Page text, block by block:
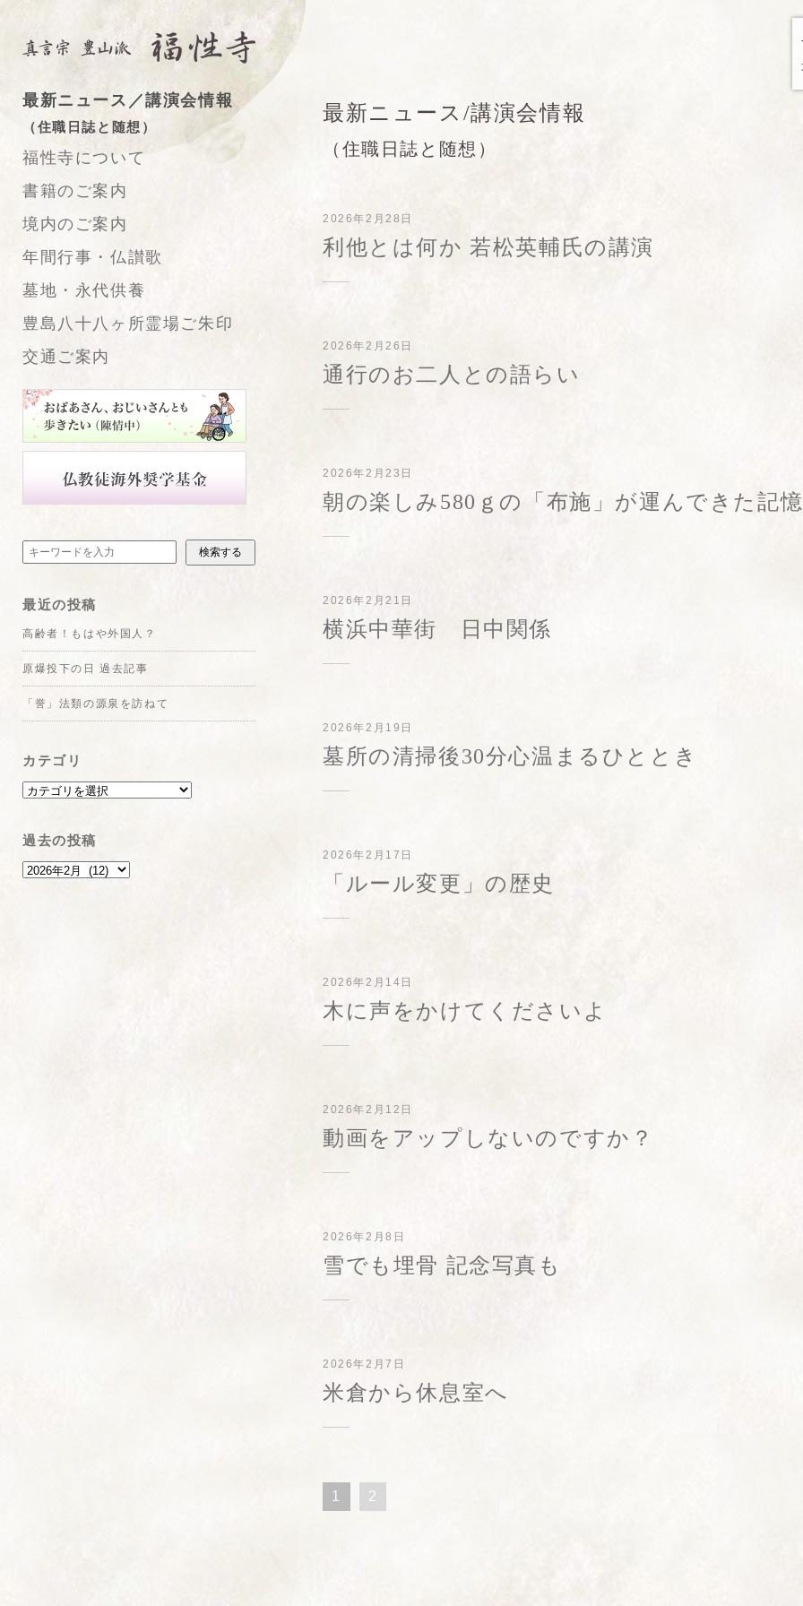
最新ニュース／講演会情報
（住職日誌と随想）
福性寺について
書籍のご案内
境内のご案内
年間行事・仏讃歌
墓地・永代供養
豊島八十八ヶ所霊場ご朱印
交通ご案内
検索する
最近の投稿
高齢者！もはや外国人？
原爆投下の日 過去記事
「誉」法類の源泉を訪ねて
カテゴリ
過去の投稿
最新ニュース/講演会情報
（住職日誌と随想）
2026年2月28日
利他とは何か 若松英輔氏の講演
2026年2月26日
通行のお二人との語らい
2026年2月23日
朝の楽しみ580ｇの「布施」が運んできた記憶
2026年2月21日
横浜中華街 日中関係
2026年2月19日
墓所の清掃後30分心温まるひととき
2026年2月17日
「ルール変更」の歴史
2026年2月14日
木に声をかけてくださいよ
2026年2月12日
動画をアップしないのですか？
2026年2月8日
雪でも埋骨 記念写真も
2026年2月7日
米倉から休息室へ
1 2